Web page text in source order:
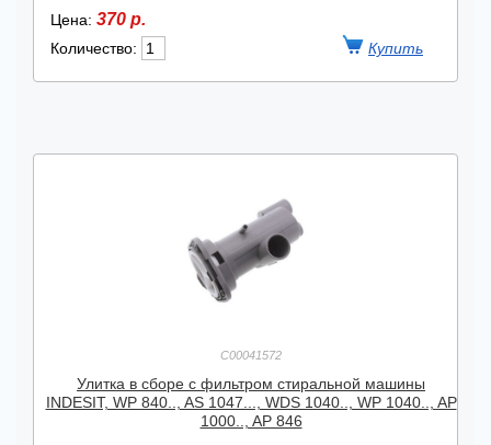
Цена: 370 р.
Количество:
C00041572
Улитка в сборе с фильтром стиральной машины
INDESIT, WP 840.., AS 1047..., WDS 1040.., WP 1040.., AP
1000.., AP 846